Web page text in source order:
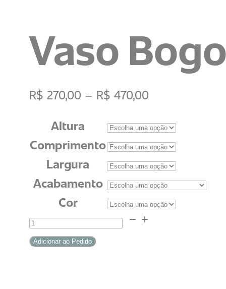
Vaso
R$ 270,00 – R$ 470,00
Altura
Comprimento
Largura
Acabamento
Cor
Vaso
Bogotá
Adicionar ao Pedido